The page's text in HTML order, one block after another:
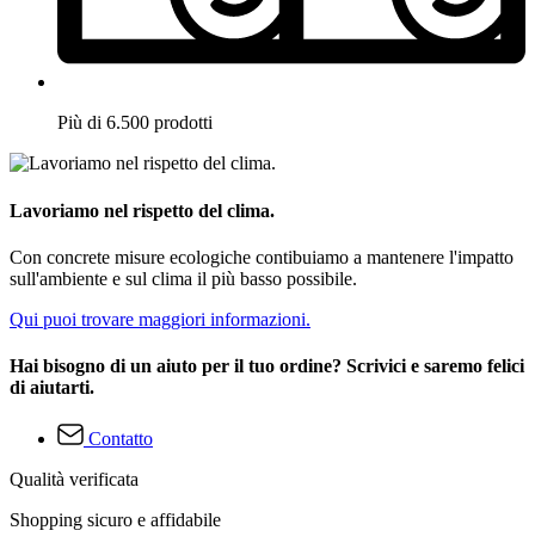
Più di 6.500 prodotti
Lavoriamo nel rispetto del clima.
Con concrete misure ecologiche contibuiamo a mantenere l'impatto
sull'ambiente e sul clima il più basso possibile.
Qui puoi trovare maggiori informazioni.
Hai bisogno di un aiuto per il tuo ordine? Scrivici e saremo felici
di aiutarti.
Contatto
Qualità verificata
Shopping sicuro e affidabile